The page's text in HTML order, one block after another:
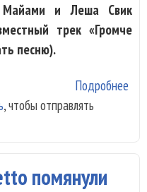
и Леша Свик
трек «Громче
песню).
Подробнее
, чтобы отправлять
помянули